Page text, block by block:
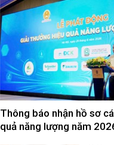
Thông báo nhận hồ sơ
quả năng lượng năm